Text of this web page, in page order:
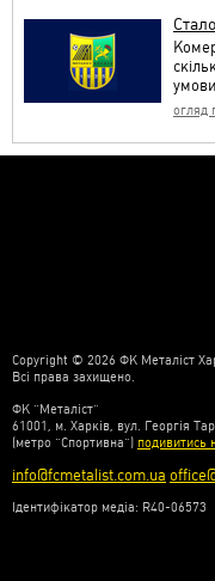
огляд
Copyright © 2026 ФК Металіст
Всі права захищено.
ФК “Металіст”
61001, м. Харків, вул. Георгія
(метро “Спортивна”) подивитись
info@fcmetalist.com.ua
Ідентифікатор медіа: R40-06573